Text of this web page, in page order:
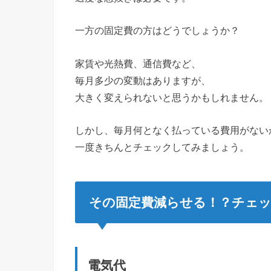
一方の固定費の方はどうでしょうか？
家賃や光熱費、通信費など、
毎月多少の変動はありますが、
大きく変えられないと思うかもしれません。
しかし、毎月何となく払っている費用がない
一度きちんとチェックしてみましょう。
その固定費減らせる！？チェ
電気代